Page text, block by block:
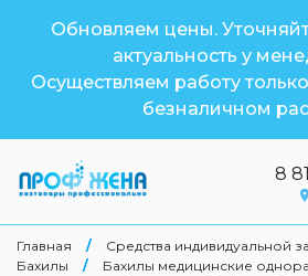
Обновляем цены.
актуальность у
Осуществляем работу
безналичном
8
Главная / Средства индивидуальной
Бахилы
/
Бахилы медицинские